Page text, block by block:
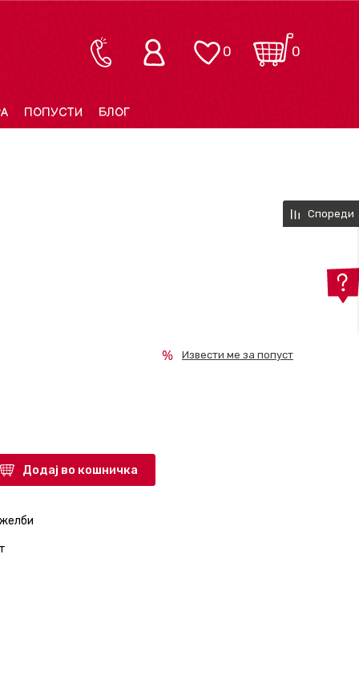
0
0
ПОПУСТИ БЛОГ
Извести ме за попуст
Додај во кошничка
Спореди